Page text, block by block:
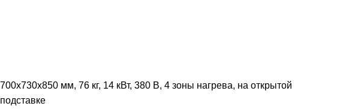
700х730х850 мм, 76 кг, 14 кВт, 380 В, 4 зоны нагрева, на открытой
подставке